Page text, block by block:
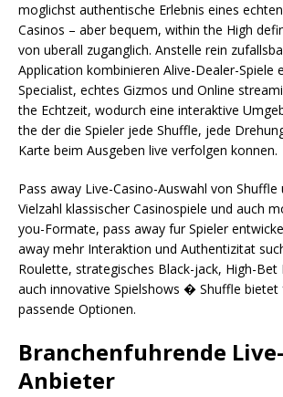
moglichst authentische Erlebnis eines
Casinos – aber bequem, within the High
von uberall zuganglich. Anstelle rein
Application kombinieren Alive-Dealer-Spiele
Specialist, echtes Gizmos und Online
the Echtzeit, wodurch eine interaktive
the der die Spieler jede Shuffle, jede
Karte beim Ausgeben live verfolgen konnen.
Pass away Live-Casino-Auswahl von
Vielzahl klassischer Casinospiele und auch
you-Formate, pass away fur Spieler
away mehr Interaktion und Authentizitat
Roulette, strategisches Black-jack, High-Bet
auch innovative Spielshows � Shuffle bietet
passende Optionen.
Branchenfuhrende
Anbieter